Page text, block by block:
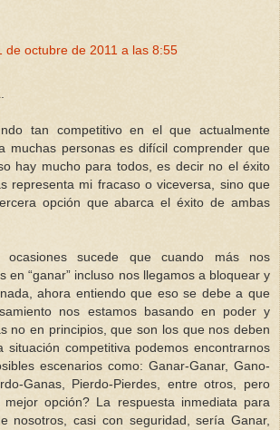
de octubre de 2011 a las 8:55
tan competitivo en el que actualmente
muchas personas es difícil comprender que
hay mucho para todos, es decir no el éxito
representa mi fracaso o viceversa, sino que
opción que abarca el éxito de ambas
ocasiones sucede que cuando más nos
en “ganar” incluso nos llegamos a bloquear y
ahora entiendo que eso se debe a que
nos estamos basando en poder y
no en principios, que son los que nos deben
situación competitiva podemos encontrarnos
escenarios como: Ganar-Ganar, Gano-
Ganas, Pierdo-Pierdes, entre otros, pero
opción? La respuesta inmediata para
nosotros, casi con seguridad, sería Ganar,